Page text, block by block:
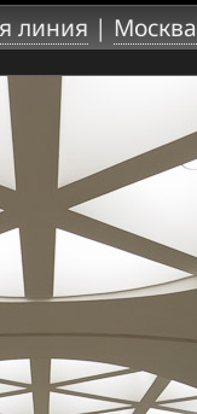
линия | Москва